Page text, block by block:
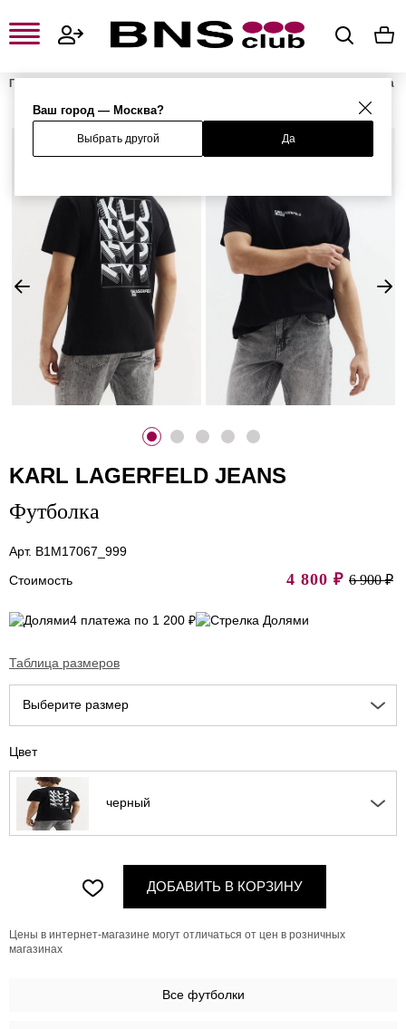
Ваш город — Москва?
Выбрать другой Да
Главная
Мужская одежда
%
KARL LAGERFELD JEANS
Футболка
Арт. B1M17067_999
Стоимость
4 800 ₽ 6 900 ₽
4 платежа по 1 200 ₽
Таблица размеров
Выберите размер
Цвет
черный
ДОБАВИТЬ В КОРЗИНУ
Цены в интернет-магазине могут отличаться от цен в розничных
магазинах
Все футболки